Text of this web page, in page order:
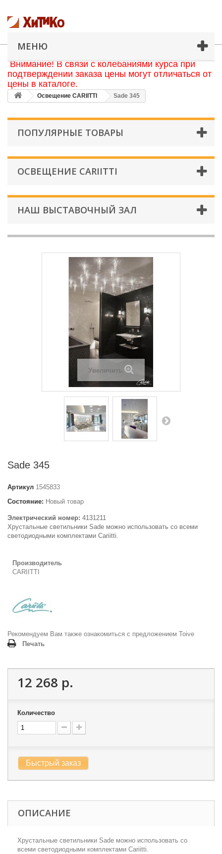
МЕНЮ
Внимание! В связи с колебаниями курса при
подтверждении заказа цены могут отличаться от
цены в каталоге.
Освещение CARIITTI Sade 345
ПОПУЛЯРНЫЕ ТОВАРЫ
ОСВЕЩЕНИЕ CARIITTI
НАШ ВЫСТАВОЧНЫЙ ЗАЛ
Увеличить
Sade 345
Артикул 1545833
Состояние: Новый товар
Электрический номер: 4131211
Хрустальные светильники Sade можно использовать со всеми
светодиодными комплектами Cariitti.
Производитель
CARIITTI
Рекомендуем Вам также ознакомиться с предложением Toive
Печать
12 268 р.
Количество
Быстрый заказ
ОПИСАНИЕ
Хрустальные светильники Sade можно использовать со
всеми светодиодными комплектами Cariitti.